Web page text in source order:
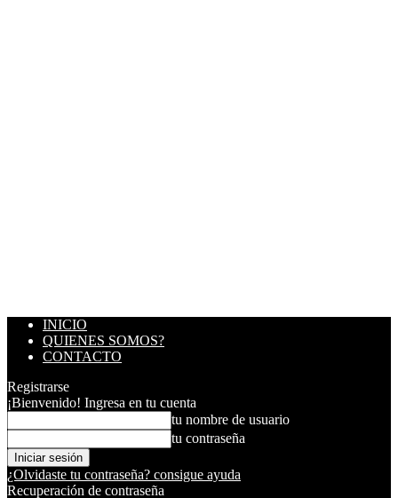
INICIO
QUIENES SOMOS?
CONTACTO
Registrarse
¡Bienvenido! Ingresa en tu cuenta
tu nombre de usuario
tu contraseña
¿Olvidaste tu contraseña? consigue ayuda
Recuperación de contraseña